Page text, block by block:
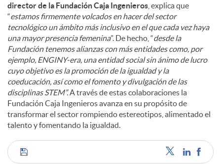
director de la Fundación Caja Ingenieros , explica que
“estamos firmemente volcados en hacer del sector
tecnológico un ámbito más inclusivo en el que cada vez haya
una mayor presencia femenina”. De hecho, “desde la
Fundación tenemos alianzas con más entidades como, por
ejemplo, ENGINY-era, una entidad social sin ánimo de lucro
cuyo objetivo es la promoción de la igualdad y la
coeducación, así como el fomento y divulgación de las
disciplinas STEM”.A través de estas colaboraciones la
Fundación Caja Ingenieros avanza en su propósito de
transformar el sector rompiendo estereotipos, alimentado el
talento y fomentando la igualdad.